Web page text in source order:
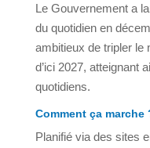
Le Gouvernement a
du quotidien en
ambitieux de tripler le
d’ici 2027, atteignant
quotidiens.
Comment ça marche
Planifié via des sites